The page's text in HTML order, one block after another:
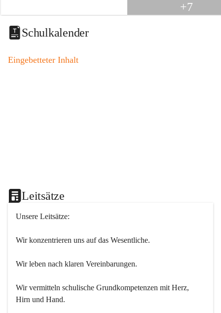
i
t
a
o
+7
Schulkalender
Eingebetteter Inhalt
Leitsätze
Unsere Leitsätze:
Wir konzentrieren uns auf das Wesentliche.
Wir leben nach klaren Vereinbarungen.
Wir vermitteln schulische Grundkompetenzen mit Herz,
Hirn und Hand.